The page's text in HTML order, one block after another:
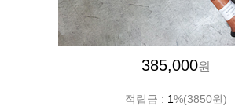
385,000원
적립금 : 1%(3850원)